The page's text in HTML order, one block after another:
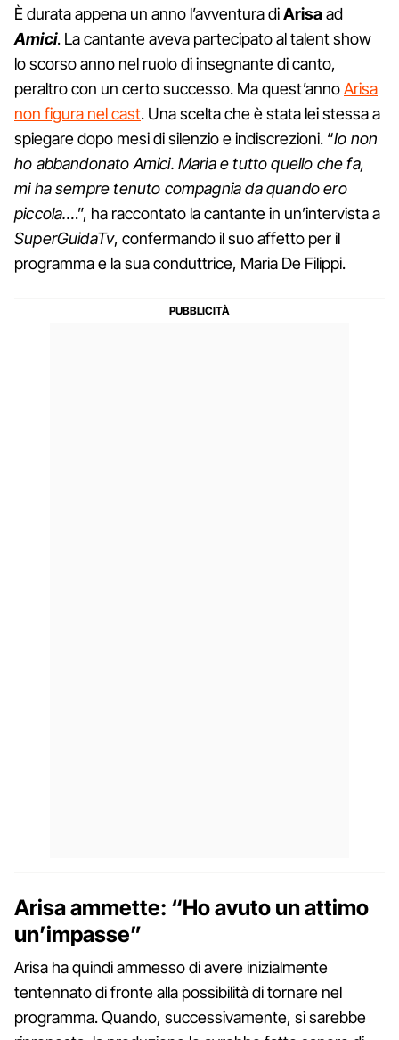
È durata appena un anno l’avventura diArisaad
Amici. La cantante aveva partecipato al talent show
lo scorso anno nel ruolo di insegnante di canto,
peraltro con un certo successo. Ma quest’annoArisa
non figura nel cast. Una scelta che è stata lei stessa a
spiegare dopo mesi di silenzio e indiscrezioni. “Io non
ho abbandonato Amici. Maria e tutto quello che fa,
mi ha sempre tenuto compagnia da quando ero
piccola….”, ha raccontato la cantante in un’intervista a
SuperGuidaTv, confermando il suo affetto per il
programma e la sua conduttrice, Maria De Filippi.
Arisa ammette: “Ho avuto un attimo
un’impasse”
Arisa ha quindi ammesso di avere inizialmente
tentennato di fronte alla possibilità di tornare nel
programma. Quando, successivamente, si sarebbe